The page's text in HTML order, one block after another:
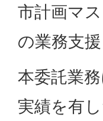
市計画マ
の業務支
本委託業
実績を有